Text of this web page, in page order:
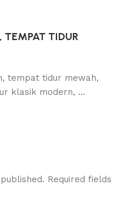
TEMPAT TIDUR
tempat tidur mewah,
klasik modern, ...
Required fields